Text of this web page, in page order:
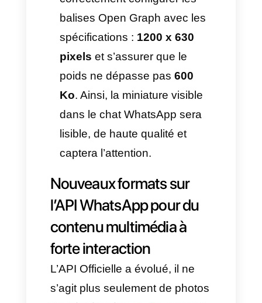
cercle, il faut donc s’assurer
que le logo ou l’élément
principal soit bien visible et
Carrousel interactif :
option transforme la
un format défilable qui
n’encombre pas la
conversation avec des
images isolées, car jusqu’à 10
éléments peuvent être